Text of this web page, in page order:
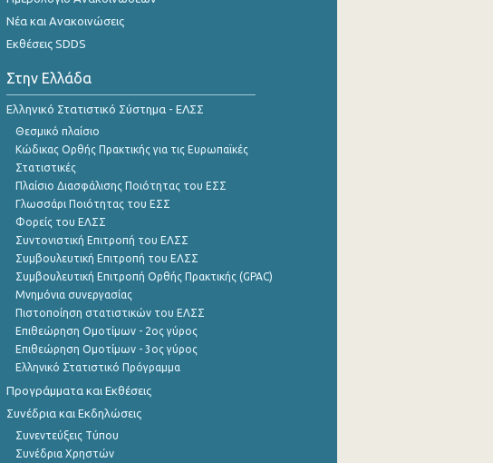
Νέα και Ανακοινώσεις
Εκθέσεις SDDS
Στην Ελλάδα
Ελληνικό Στατιστικό Σύστημα - ΕΛΣΣ
Θεσμικό πλαίσιο
Κώδικας Ορθής Πρακτικής για τις Ευρωπαϊκές
Στατιστικές
Πλαίσιο Διασφάλισης Ποιότητας του ΕΣΣ
Γλωσσάρι Ποιότητας του ΕΣΣ
Φορείς του ΕΛΣΣ
Συντονιστική Επιτροπή του ΕΛΣΣ
Συμβουλευτική Επιτροπή του ΕΛΣΣ
Συμβουλευτική Επιτροπή Ορθής Πρακτικής (GPAC)
Μνημόνια συνεργασίας
Πιστοποίηση στατιστικών του ΕΛΣΣ
Επιθεώρηση Ομοτίμων - 2ος γύρος
Επιθεώρηση Ομοτίμων - 3ος γύρος
Ελληνικό Στατιστικό Πρόγραμμα
Προγράμματα και Εκθέσεις
Συνέδρια και Εκδηλώσεις
Συνεντεύξεις Τύπου
Συνέδρια Χρηστών